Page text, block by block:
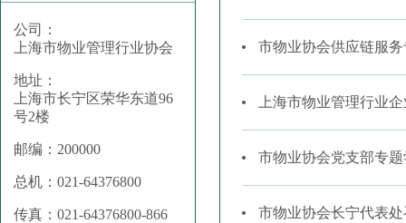
公司：
上海市物业管理行业协会
地址：
上海市长宁区荣华东道96
号2楼
邮编：200000
总机：021-64376800
传真：021-64376800-866
市物业协会供应链服
上海市物业管理行业
市物业协会党支部专
市物业协会长宁代表